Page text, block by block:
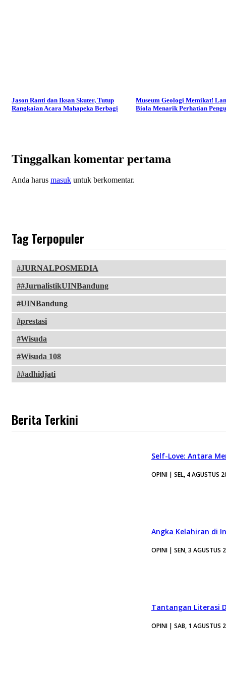
Jason Ranti dan Iksan Skuter, Tutup
Rangkaian Acara Mahapeka Berbagi
Museum Geologi Memikat!
Biola Menarik Perhatian
Tinggalkan komentar pertama
Anda harus masuk untuk berkomentar.
Tag Terpopuler
JURNALPOSMEDIA
#JurnalistikUINBandung
UINBandung
prestasi
Wisuda
Wisuda 108
#adhidjati
Berita Terkini
Self-Love: Antara
OPINI | SEL, 4 AGUSTUS
Angka Kelahiran di
OPINI | SEN, 3 AGUSTUS
Tantangan Literasi
OPINI | SAB, 1 AGUSTUS